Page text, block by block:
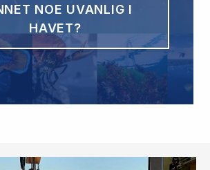
NOE UVANLIG I
HAVET?